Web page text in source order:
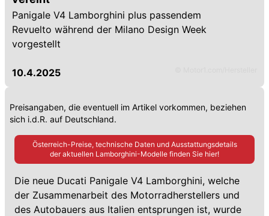
Panigale V4 Lamborghini plus passendem
Revuelto während der Milano Design Week
vorgestellt
10.4.2025
Preisangaben, die eventuell im Artikel vorkommen, beziehen
sich i.d.R. auf Deutschland.
Österreich-Preise, technische Daten und Ausstattungsdetails
der aktuellen Lamborghini-Modelle finden Sie hier!
Die neue Ducati Panigale V4 Lamborghini, welche
der Zusammenarbeit des Motorradherstellers und
des Autobauers aus Italien entsprungen ist, wurde